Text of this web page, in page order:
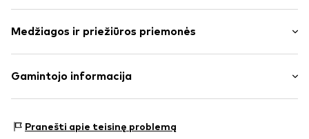
Šiltas pamušalas
Užtrauktukas
Prekės Nr. NAV0077008000001
Pritaikomumas: Įprastas prigludimas
Medžiagos ir priežiūros priemonės
Išorinė medžiaga: 100% Medvilnė
Rankovių pamušalas: 100% Poliesteris – PES
Gamintojo informacija
45888 Gelsenkirchen
Pranešti apie teisinę problemą